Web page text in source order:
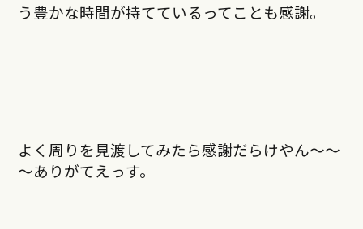
う豊かな時間が持てているってことも感謝。
よく周りを見渡してみたら感謝だらけやん～～
～ありがてえっす。